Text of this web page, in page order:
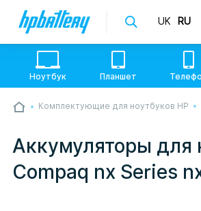
💙💛 Слава УкраЇні! Ми працюємо.
Опрацьовуємо замовлення у
настільки швидко, як можемо. Якщо
- пробачте, швидше за все у нас
тривога. Але ми виліземо зі сховища
перетелефонуємо вам.
UK RU
Ноутбук Планшет
Комплектующие для ноутбуков HP
Аккумуляторы для
Compaq nx Series